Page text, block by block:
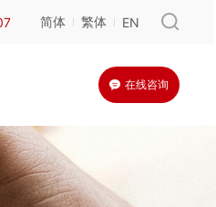
简体 繁体 EN
鉴定
在线咨询